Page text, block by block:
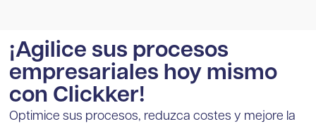
¡Agilice sus procesos
empresariales hoy mismo
con Clickker!
Optimice sus procesos, reduzca costes y mejore la